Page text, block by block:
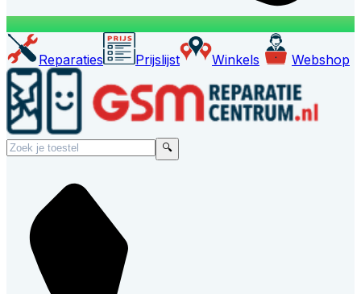
Reparaties Prijslijst Winkels Webshop
🔍